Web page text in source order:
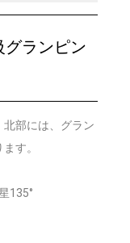
グランピン
部には、グラン
す。
135°